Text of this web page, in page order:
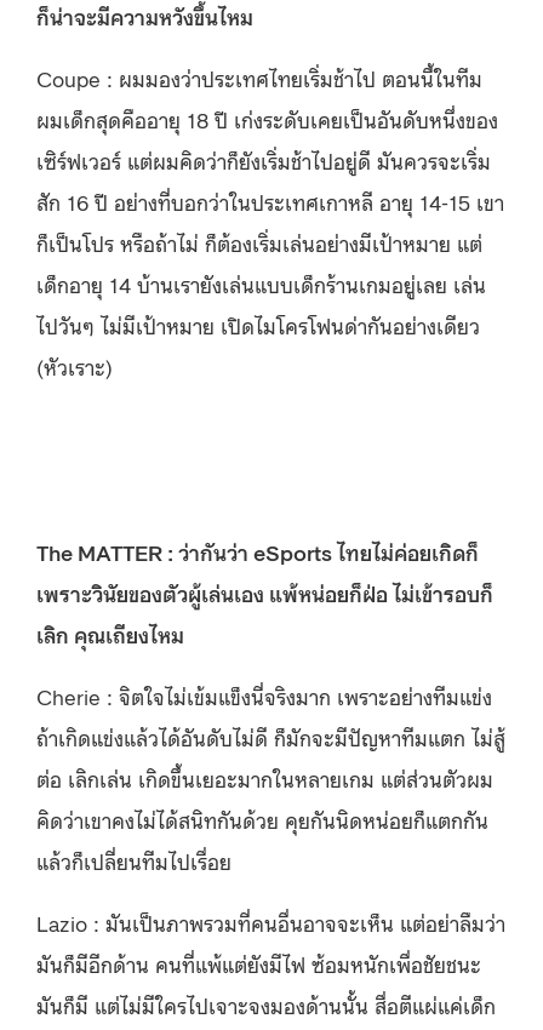
ก็น่าจะมีความหวังขึ้นไหม
Coupe : ผมมองว่าประเทศไทยเริ่มช้าไป ตอนนี้ในทีม
ผมเด็กสุดคืออายุ 18 ปี เก่งระดับเคยเป็นอันดับหนึ่งของ
เซิร์ฟเวอร์ แต่ผมคิดว่าก็ยังเริ่มช้าไปอยู่ดี มันควรจะเริ่ม
สัก 16 ปี อย่างที่บอกว่าในประเทศเกาหลี อายุ 14-15 เขา
ก็เป็นโปร หรือถ้าไม่ ก็ต้องเริ่มเล่นอย่างมีเป้าหมาย แต่
เด็กอายุ 14 บ้านเรายังเล่นแบบเด็กร้านเกมอยู่เลย เล่น
ไปวันๆ ไม่มีเป้าหมาย เปิดไมโครโฟนด่ากันอย่างเดียว
(หัวเราะ)
The MATTER : ว่ากันว่า eSports ไทยไม่ค่อยเกิดก็
เพราะวินัยของตัวผู้เล่นเอง แพ้หน่อยก็ฝ่อ ไม่เข้ารอบก็
เลิก คุณเถียงไหม
Cherie : จิตใจไม่เข้มแข็งนี่จริงมาก เพราะอย่างทีมแข่ง
ถ้าเกิดแข่งแล้วได้อันดับไม่ดี ก็มักจะมีปัญหาทีมแตก ไม่สู้
ต่อ เลิกเล่น เกิดขึ้นเยอะมากในหลายเกม แต่ส่วนตัวผม
คิดว่าเขาคงไม่ได้สนิทกันด้วย คุยกันนิดหน่อยก็แตกกัน
แล้วก็เปลี่ยนทีมไปเรื่อย
Lazio : มันเป็นภาพรวมที่คนอื่นอาจจะเห็น แต่อย่าลืมว่า
มันก็มีอีกด้าน คนที่แพ้แต่ยังมีไฟ ซ้อมหนักเพื่อชัยชนะ
มันก็มี แต่ไม่มีใครไปเจาะจงมองด้านนั้น สื่อตีแผ่แค่เด็ก